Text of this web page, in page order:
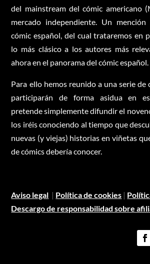
del mainstream del cómic americano
mercado independiente. Un
cómic español, del cual trataremos en
lo más clásico a los autores más
ahora en el panorama del cómic español.
Para ello hemos reunido a una serie de
participarán de forma asidua en
pretende simplemente difundir el
los iréis conociendo al tiempo que
nuevas (y viejas) historias en viñetas
de cómics debería conocer.
Aviso legal | Política de cookies |
Descargo de responsabilidad sobre